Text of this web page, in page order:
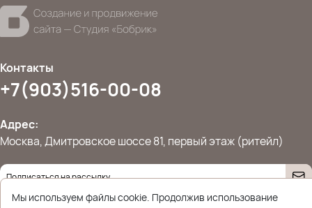
Контакты
+7(903)516-00-08
Адрес:
Москва, Дмитровское шоссе 81, первый этаж (ритейл)
Даю согласие наобработку персональных данных
Мы используем файлы cookie. Продолжив использование